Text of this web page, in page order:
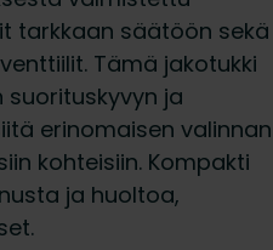
tarkkaan säätöön sekä
Tämä jakotukki
ja
erinomaisen valinnan
kohteisiin. Kompakti
ja huoltoa,